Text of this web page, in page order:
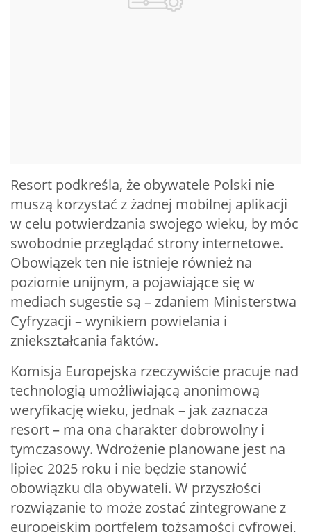
Resort podkreśla, że obywatele Polski nie
muszą korzystać z żadnej mobilnej aplikacji
w celu potwierdzania swojego wieku, by móc
swobodnie przeglądać strony internetowe.
Obowiązek ten nie istnieje również na
poziomie unijnym, a pojawiające się w
mediach sugestie są – zdaniem Ministerstwa
Cyfryzacji – wynikiem powielania i
zniekształcania faktów.
Komisja Europejska rzeczywiście pracuje nad
technologią umożliwiającą anonimową
weryfikację wieku, jednak – jak zaznacza
resort – ma ona charakter dobrowolny i
tymczasowy. Wdrożenie planowane jest na
lipiec 2025 roku i nie będzie stanowić
obowiązku dla obywateli. W przyszłości
rozwiązanie to może zostać zintegrowane z
europejskim portfelem tożsamości cyfrowej,